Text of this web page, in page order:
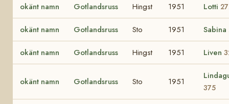
okänt namn Gotlandsruss Hingst 1951 Lotti
okänt namn Gotlandsruss Sto 1951 Sabina
okänt namn Gotlandsruss Hingst 1951 Liven
okänt namn Gotlandsruss Sto 1951
375